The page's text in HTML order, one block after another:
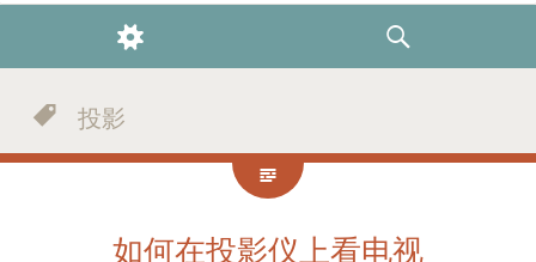
WIDGETS
SEARCH
投影
如何在投影仪上看电视